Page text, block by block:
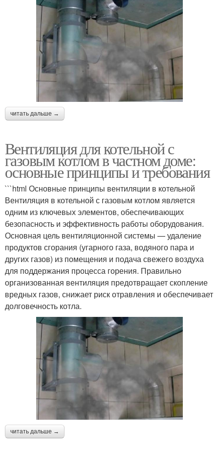
читать дальше →
Вентиляция для котельной с
газовым котлом в частном доме:
основные принципы и требования
```html Основные принципы вентиляции в котельной
Вентиляция в котельной с газовым котлом является
одним из ключевых элементов, обеспечивающих
безопасность и эффективность работы оборудования.
Основная цель вентиляционной системы — удаление
продуктов сгорания (угарного газа, водяного пара и
других газов) из помещения и подача свежего воздуха
для поддержания процесса горения. Правильно
организованная вентиляция предотвращает скопление
вредных газов, снижает риск отравления и обеспечивает
долговечность котла.
читать дальше →